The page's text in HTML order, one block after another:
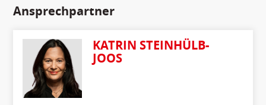
Ansprechpartner
KATRIN STEINHÜLB-
JOOS